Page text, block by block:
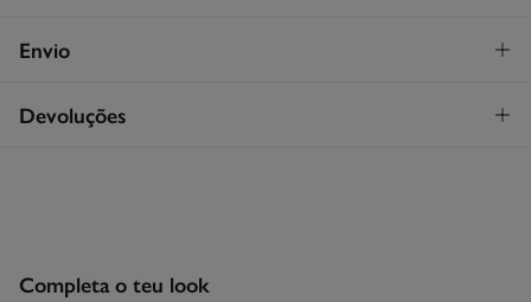
Composição
Cuidados
Envio
STANDARD
Devoluções
Completa o teu look